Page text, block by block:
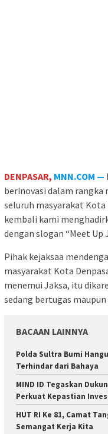
DENPASAR, MNN.COM —
berinovasi dalam rangka
seluruh masyarakat
kembali kami
dengan slogan “Meet Up
Pihak kejaksaa
masyarakat Kota
menemui Jaksa, itu
sedang bertugas
BACAAN LAINNYA
Polda Sultra Bumi
Terhindar dari Bahaya
MIND ID Tegaskan
Perkuat Kepastian
HUT RI Ke 81, Camat
Semangat Kerja Kita